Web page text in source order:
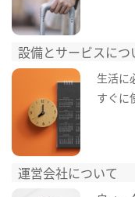
設備とサービスにつ
生活に
すぐに
運営会社について